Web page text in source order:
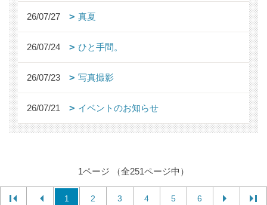
26/07/27 真夏
26/07/24 ひと手間。
26/07/23 写真撮影
26/07/21 イベントのお知らせ
1ページ （全251ページ中）
1 2 3 4 5 6